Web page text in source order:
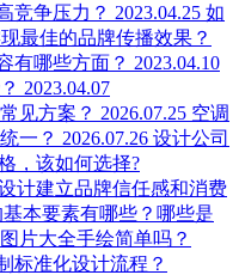
竞争压力？ 2023.04.25 如
最佳的品牌传播效果？
有哪些方面？ 2023.04.10
2023.04.07
见方案？ 2026.07.25 空调
一？ 2026.07.26 设计公司
，该如何选择?
计建立品牌信任感和消费
本要素有哪些？哪些是
片大全手绘简单吗？
标准化设计流程？